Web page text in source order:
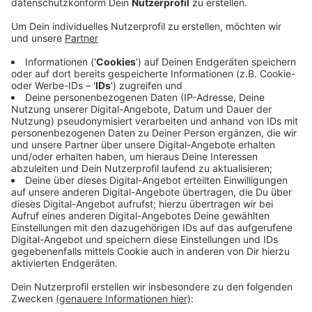
Grund ist nach Angaben der Landwirtschaftskammer
Nordrhein-Westfalen der sonnige März. Schwerpunkt
des Anbaus ist der Niederrhein, aber auch das
benachbarte Münsterland. Noch sind die Preise für
Erdbeeren vergleichsweise hoch. Zuletzt kosteten
deutsche Erdbeeren durchschnittlich 8,19 Euro pro
Kilogramm. Experten gehen aber davon aus, dass die
Preise demnächst fallen werden. Generell sei der
Anbau von Erdbeeren teurer geworden, heißt es.
Mindestlohn, Energiekosten, Kosten für Betriebsmittel
wie Folien oder Dünger seien in den letzten Jahren
stark gestiegen. Nach Angaben der
Landwirtschaftskammer NRW machen die Lohnkosten
bis zu 60 Prozent des Erdbeerpreises aus.